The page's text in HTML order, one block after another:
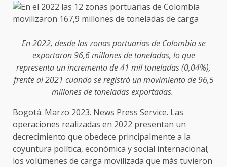
En 2022, desde las zonas portuarias de Colombia se
exportaron 96,6 millones de toneladas, lo que
representa un incremento de 41 mil toneladas (0,04%),
frente al 2021 cuando se registró un movimiento de 96,5
millones de toneladas exportadas.
Bogotá. Marzo 2023. News Press Service. Las
operaciones realizadas en 2022 presentan un
decrecimiento que obedece principalmente a la
coyuntura política, económica y social internacional;
los volúmenes de carga movilizada que más tuvieron